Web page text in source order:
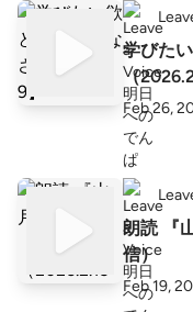
学びた
（
Feb 26,
朗読 『
信）
Feb 19,